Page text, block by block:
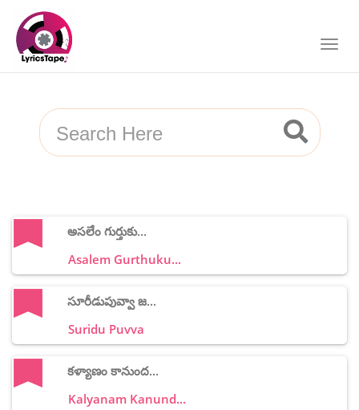
అసలేం గుర్తుకు...
Asalem Gurthuku...
సూరీడుపువ్వా జ...
Suridu Puvva
కళ్యాణం కానుంద...
Kalyanam Kanund...